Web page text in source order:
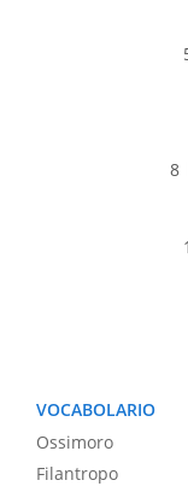
VOCABOLARIO
Ossimoro
Filantropo